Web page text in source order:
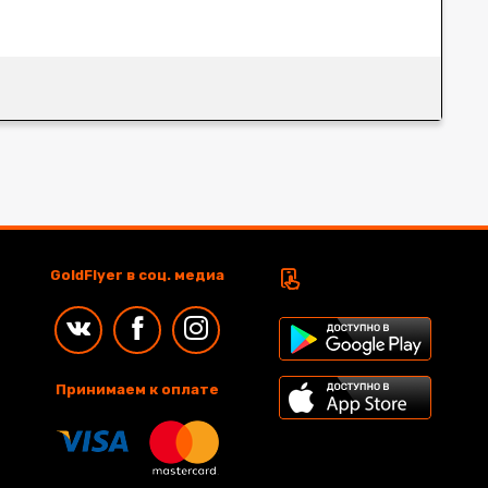
GoldFlyer в соц. медиа
Принимаем к оплате